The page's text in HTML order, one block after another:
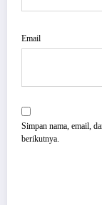
Email
Simpan nama, email,
berikutnya.